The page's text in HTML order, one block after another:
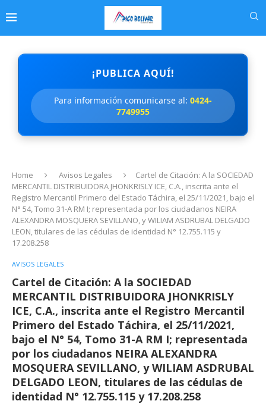
¡PUBLICA AQUÍ!
Para información comunicarse al: 0424-
7749955
Home Avisos Legales
Cartel de Citación: A la SOCIEDAD
MERCANTIL DISTRIBUIDORA JHONKRISLY ICE, C.A., inscrita ante el
Registro Mercantil Primero del Estado Táchira, el 25/11/2021, bajo el
N° 54, Tomo 31-A RM I; representada por los ciudadanos NEIRA
ALEXANDRA MOSQUERA SEVILLANO, y WILIAM ASDRUBAL DELGADO
LEON, titulares de las cédulas de identidad N° 12.755.115 y
17.208.258
AVISOS LEGALES
Cartel de Citación: A la SOCIEDAD
MERCANTIL DISTRIBUIDORA JHONKRISLY
ICE, C.A., inscrita ante el Registro Mercantil
Primero del Estado Táchira, el 25/11/2021,
bajo el N° 54, Tomo 31-A RM I; representada
por los ciudadanos NEIRA ALEXANDRA
MOSQUERA SEVILLANO, y WILIAM ASDRUBAL
DELGADO LEON, titulares de las cédulas de
identidad N° 12.755.115 y 17.208.258